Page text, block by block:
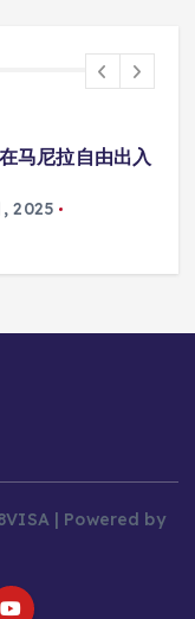
照是否能在马尼拉使
20 8 月, 2025
| Powered by